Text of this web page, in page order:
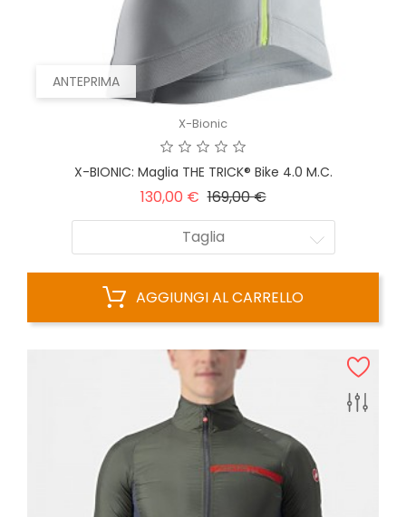
ANTEPRIMA
X-Bionic
X-BIONIC: Maglia THE TRICK® Bike 4.0 M.c.
130,00 € Prezzo
169,00 €Prezzo
Taglia
AGGIUNGI AL CARRELLO